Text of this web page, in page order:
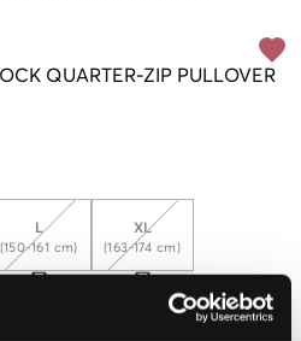
QUARTER-ZIP PULLOVER
L
(150-161 cm)
XL
(163-174 cm)